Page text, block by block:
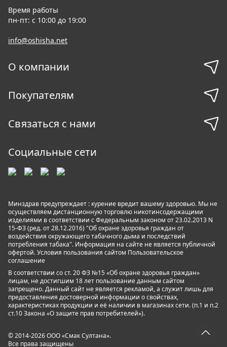
Время работы
пн-пт: с 10:00 до 19:00
info@oshisha.net
О компании
Покупателям
Связаться с нами
Социальные сети
Минздрав предупреждает : курение вредит вашему здоровью. Мы не
осуществляем дистанционную торговлю никотинсодержащими
изделиями в соответствии с Федеральным законом от 23.02.2013 N
15-ФЗ (ред. от 28.12.2016) "Об охране здоровья граждан от
воздействия окружающего табачного дыма и последствий
потребления табака". Информация на сайте не является публичной
офертой. Условия пользования сайтом Пользовательское
соглашение
В соответствии со ст. 20 ФЗ №15 «Об охране здоровья граждан»
лицам, не достигшим 18 лет пользование данным сайтом
запрещено. Данный сайт не является рекламой, а служит лишь для
предоставления достоверной информации о свойствах,
характеристиках продукции и её наличии в магазинах сети. (п.1 и п.2
ст.10 Закона «О защите прав потребителей»).
© 2014-2026 ООО «Смак Султана».
Все права защищены